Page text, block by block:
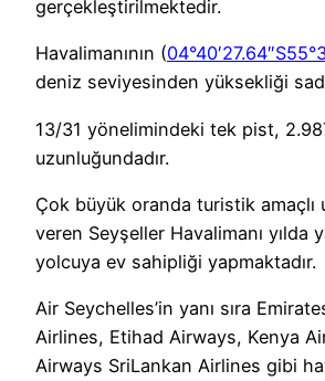
gerçekleştirilmektedir.
Havalimanının (04°40′27.64″S
deniz seviyesinden yüksekliği
13/31 yönelimindeki tek pist,
uzunluğundadır.
Çok büyük oranda turistik amaçlı
veren Seyşeller Havalimanı yılda
yolcuya ev sahipliği yapmaktadır.
Air Seychelles’in yanı sıra
Airlines, Etihad Airways, Kenya
Airways SriLankan Airlines gibi